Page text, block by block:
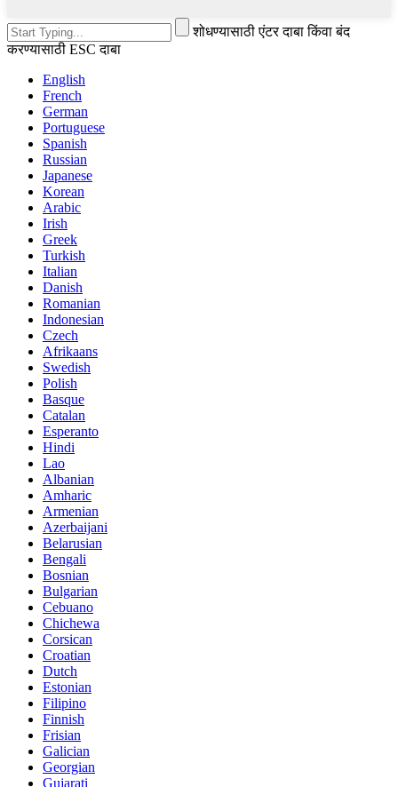
शोधण्यासाठी एंटर दाबा किंवा बंद
करण्यासाठी ESC दाबा
English
French
German
Portuguese
Spanish
Russian
Japanese
Korean
Arabic
Irish
Greek
Turkish
Italian
Danish
Romanian
Indonesian
Czech
Afrikaans
Swedish
Polish
Basque
Catalan
Esperanto
Hindi
Lao
Albanian
Amharic
Armenian
Azerbaijani
Belarusian
Bengali
Bosnian
Bulgarian
Cebuano
Chichewa
Corsican
Croatian
Dutch
Estonian
Filipino
Finnish
Frisian
Galician
Georgian
Gujarati